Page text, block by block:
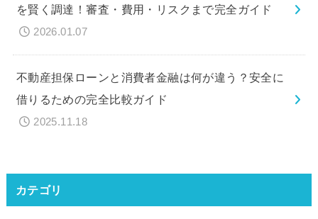
を賢く調達！審査・費用・リスクまで完全ガイド
2026.01.07
不動産担保ローンと消費者金融は何が違う？安全に
借りるための完全比較ガイド
2025.11.18
カテゴリ